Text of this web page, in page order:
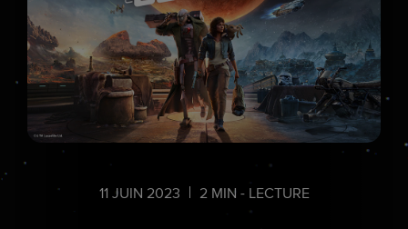
11JUIN 2023 2 MIN - LECTURE